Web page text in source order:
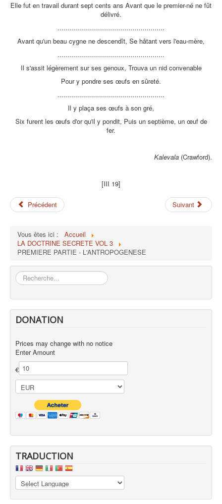
Elle fut en travail durant sept cents ans Avant que le premier-né ne fût
délivré.
......................................................
Avant qu'un beau cygne ne descendît, Se hâtant vers l'eau-mère,
......................................................
Il s'assit légèrement sur ses genoux, Trouva un nid convenable
Pour y pondre ses œufs en sûreté.
......................................................
Il y plaça ses œufs à son gré,
Six furent les œufs d'or qu'il y pondit, Puis un septième, un œuf de
fer.
Kalevala (Crawford).
[III 19]
Précédent Suivant
Vous êtes ici :
Accueil
LA DOCTRINE SECRETE VOL 3
PREMIERE PARTIE - L'ANTROPOGENESE
Rechercher
DONATION
Prices may change with no notice
Enter Amount
€
TRADUCTION